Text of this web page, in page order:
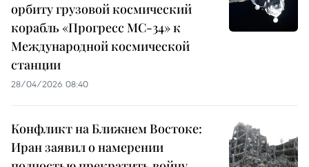
орбиту грузовой космический
корабль «Прогресс МС-34» к
Международной космической
станции
28/04/2026 08:40
Конфликт на Ближнем Востоке:
Иран заявил о намерении